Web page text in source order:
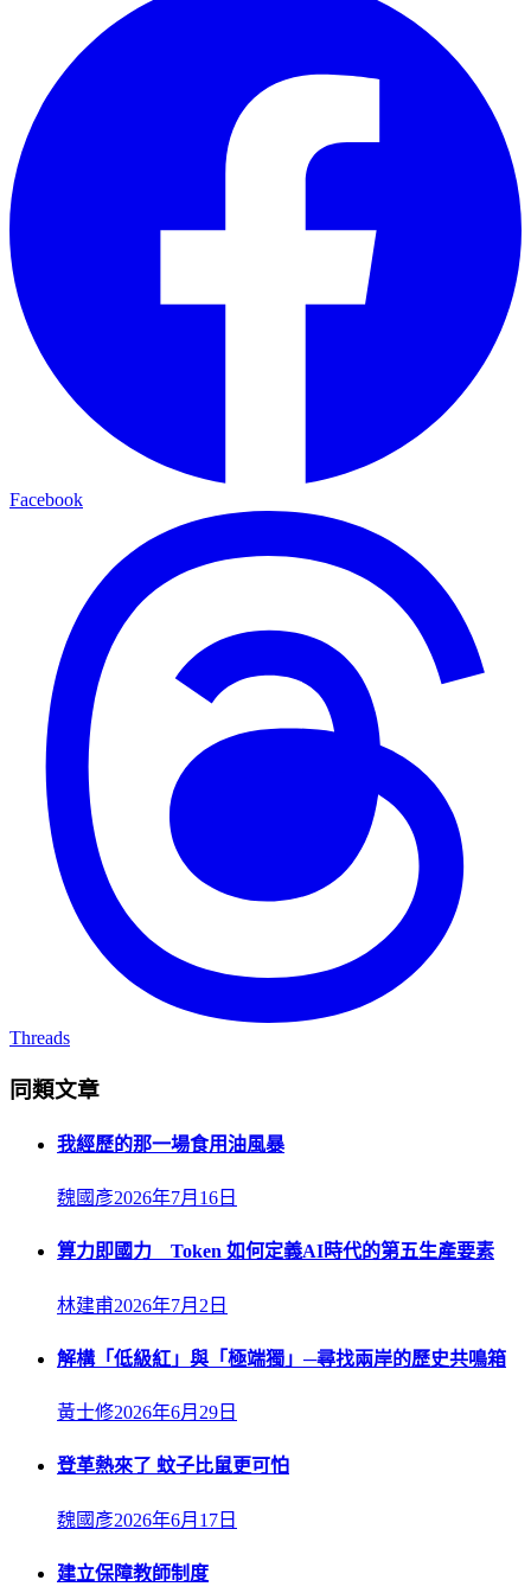
Facebook
Threads
同類文章
我經歷的那一場食用油風暴
魏國彥2026年7月16日
算力即國力 Token 如何定義AI時代的第五生產要素
林建甫2026年7月2日
解構「低級紅」與「極端獨」─尋找兩岸的歷史共鳴箱
黃士修2026年6月29日
登革熱來了 蚊子比鼠更可怕
魏國彥2026年6月17日
建立保障教師制度